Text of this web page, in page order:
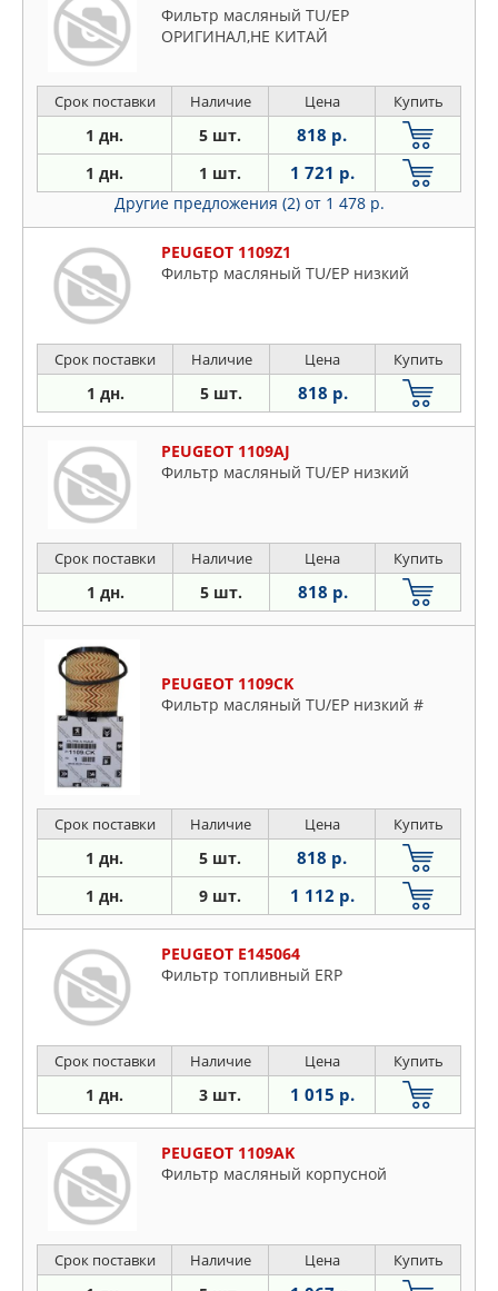
Фильтр масляный TU/EP
ОРИГИНАЛ,НЕ КИТАЙ
Срок поставки Наличие Цена Купить
1 дн. 5 шт. 818 р.
1 дн. 1 шт. 1 721 р.
Другие предложения (2) от 1 478 р.
PEUGEOT 1109Z1
Фильтр масляный TU/EP низкий
Срок поставки Наличие Цена Купить
1 дн. 5 шт. 818 р.
PEUGEOT 1109AJ
Фильтр масляный TU/EP низкий
Срок поставки Наличие Цена Купить
1 дн. 5 шт. 818 р.
PEUGEOT 1109CK
Фильтр масляный TU/EP низкий #
Срок поставки Наличие Цена Купить
1 дн. 5 шт. 818 р.
1 дн. 9 шт. 1 112 р.
PEUGEOT E145064
Фильтр топливный ERP
Срок поставки Наличие Цена Купить
1 дн. 3 шт. 1 015 р.
PEUGEOT 1109AK
Фильтр масляный корпусной
Срок поставки Наличие Цена Купить